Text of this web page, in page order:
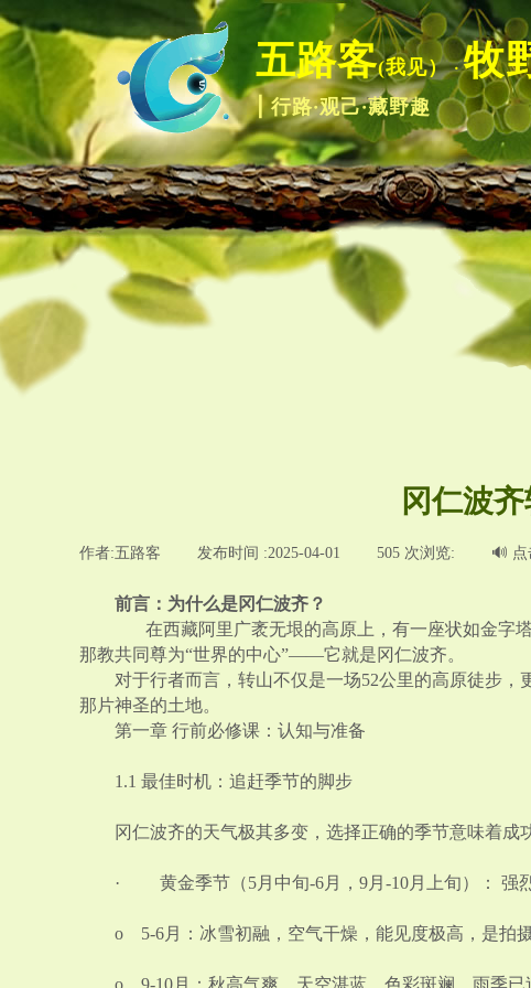
| 行路·观己·藏野趣
五路客(我见） ·牧
冈仁波
作者:五路客 发布时间 :2025-04-01 505 次浏览: 🔊
前言：为什么是冈仁波齐？
在西藏阿里广袤无垠的高原上，有一座状如金字塔
那教共同尊为“世界的中心”——它就是冈仁波齐。
对于行者而言，转山不仅是一场52公里的高原徒步
那片神圣的土地。
第一章 行前必修课：认知与准备
1.1 最佳时机：追赶季节的脚步
冈仁波齐的天气极其多变，选择正确的季节意味着成
· 黄金季节（5月中旬-6月，9月-10月上旬）： 强
o 5-6月：冰雪初融，空气干燥，能见度极高，是拍
o 9-10月：秋高气爽，天空湛蓝，色彩斑斓。雨季已